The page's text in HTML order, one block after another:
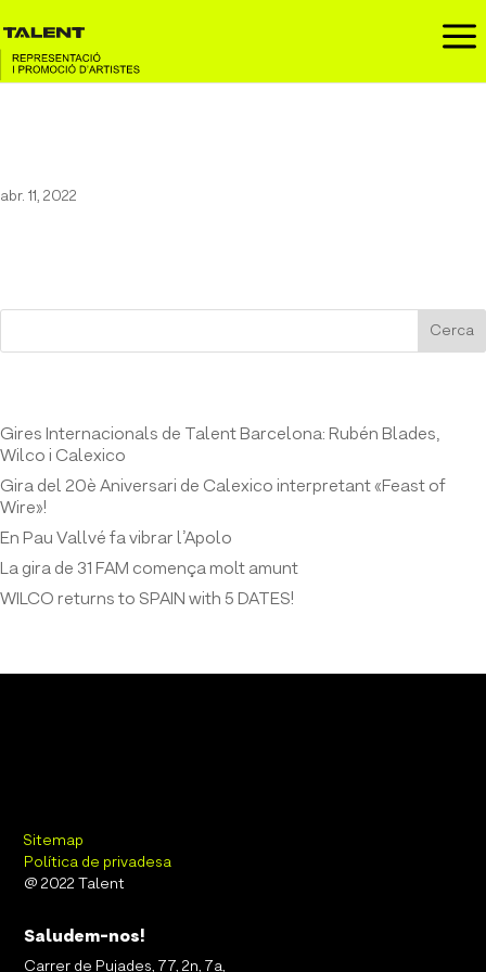
a
abr. 11, 2022
Cerca
Gires Internacionals de Talent Barcelona: Rubén Blades,
Wilco i Calexico
Gira del 20è Aniversari de Calexico interpretant «Feast of
Wire»!
En Pau Vallvé fa vibrar l’Apolo
La gira de 31 FAM comença molt amunt
WILCO returns to SPAIN with 5 DATES!
Sitemap
Política de privadesa
@ 2022 Talent
Saludem-nos!
Carrer de Pujades, 77, 2n, 7a,